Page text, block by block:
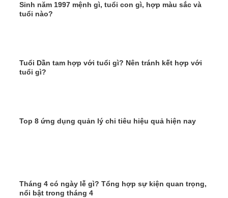
Sinh năm 1997 mệnh gì, tuổi con gì, hợp màu sắc và
tuổi nào?
Tuổi Dần tam hợp với tuổi gì? Nên tránh kết hợp với
tuổi gì?
Top 8 ứng dụng quản lý chi tiêu hiệu quả hiện nay
Tháng 4 có ngày lễ gì? Tổng hợp sự kiện quan trọng,
nổi bật trong tháng 4